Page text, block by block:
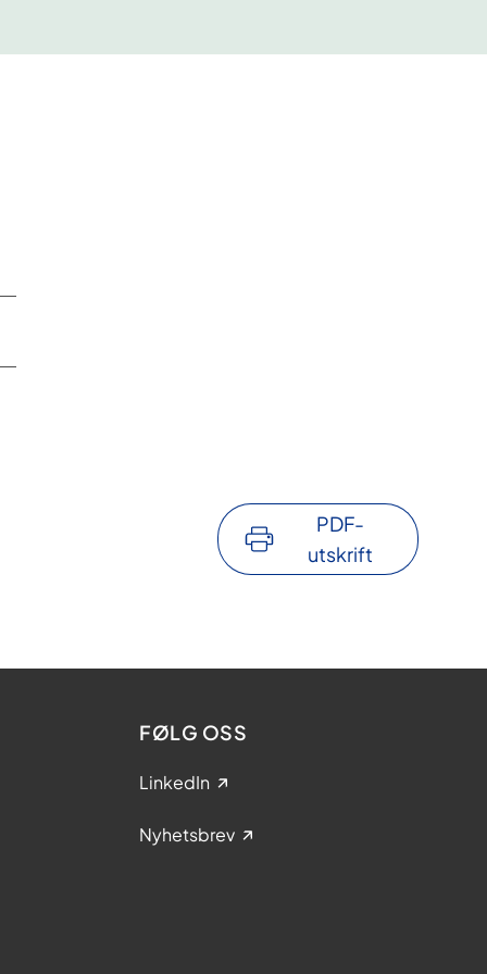
PDF-
utskrift
FØLG OSS
LinkedIn
Nyhetsbrev